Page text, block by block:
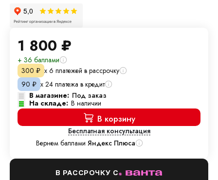
1 800 ₽
+ 36 баллами
300 ₽ х 6 платежей в рассрочку
90 ₽ х 24 платежа в кредит
В магазине: Под заказ
На складе: В наличии
В корзину
Бесплатная консультация
Вернем баллами Яндекс Плюса
В РАССРОЧКУ С